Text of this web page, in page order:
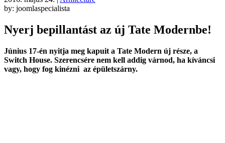
by: joomlaspecialista
Nyerj bepillantást az új Tate Modernbe!
Június 17-én nyitja meg kapuit a Tate Modern új része, a
Switch House. Szerencsére nem kell addig várnod, ha kíváncsi
vagy, hogy fog kinézni az épületszárny.